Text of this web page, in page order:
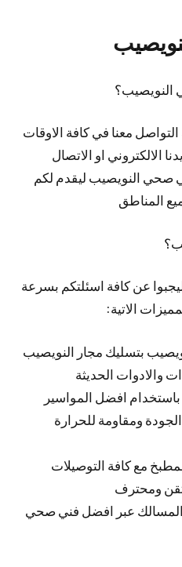
معنا في كافة الاوقات
الالكتروني او الاتصال
صحي النويصيب ليقدم لكم
المناطق
عن كافة اسئلتكم بسرعة
الاتية:
بتسليك مجار النويصيب
والادوات الحديثة
افضل المواسير
ومقاومة للحرارة
مع كافة التوصيلات
ومحترف
والمسالك عبر افضل فني صحي